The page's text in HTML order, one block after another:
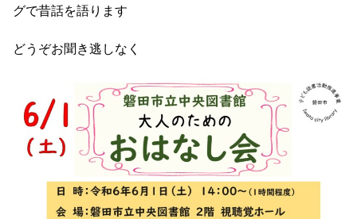
グで昔話を語ります
どうぞお聞き逃しなく